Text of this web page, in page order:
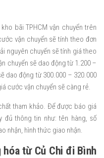
bãi TPHCM vận chuyển trên
vận chuyển sẽ tính theo đơn
nguyên chuyến sẽ tính giá theo
chuyển sẽ dao động từ 1.200 –
dao động từ 300.000 – 320.000
cước vận chuyển sẽ càng rẻ.
tham khảo. Để được báo giá
đủ thông tin như: tên hàng, số
nhận, hình thức giao nhận.
từ Củ Chi đi Bình